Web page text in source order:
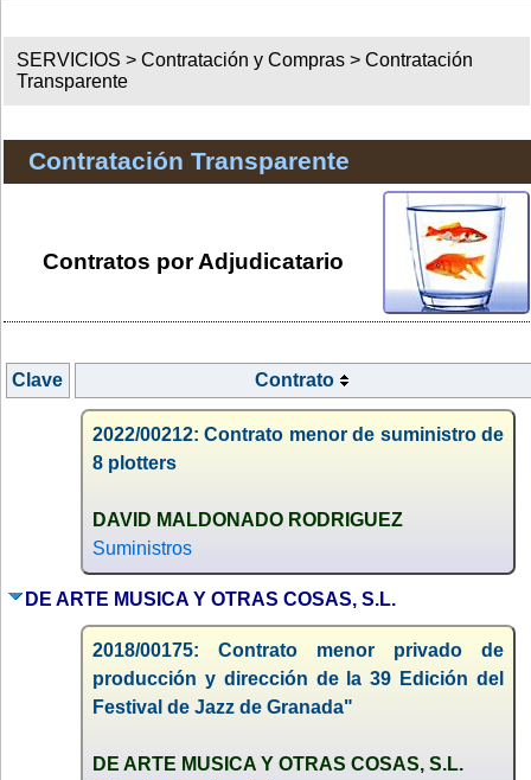
SERVICIOS >Contratación y Compras >Contratación
Transparente
Contratación Transparente
Contratos por Adjudicatario
Clave Contrato
2022/00212: Contrato menor de suministro de
8 plotters
DAVID MALDONADO RODRIGUEZ
Suministros
DE ARTE MUSICA Y OTRAS COSAS, S.L.
2018/00175: Contrato menor privado de
producción y dirección de la 39 Edición del
Festival de Jazz de Granada"
DE ARTE MUSICA Y OTRAS COSAS, S.L.